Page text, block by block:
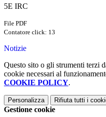
5E IRC
File PDF
Contatore click: 13
Notizie
Questo sito o gli strumenti terzi
cookie necessari al
COOKIE POLICY.
Personalizza Rifiuta tutti i
Gestione cookie